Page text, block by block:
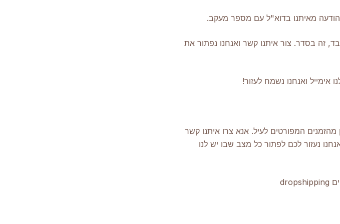
מאיתנו בדוא"ל עם מספר מעקב.
זה בסדר. צור איתנו קשר ואנחנו נפתור את
ואנחנו נשמח לעזור!
מהזמנים המפורטים לעיל. אנא צרו איתנו קשר
נעזור לכם לפתור כל מצב שבו יש לנו